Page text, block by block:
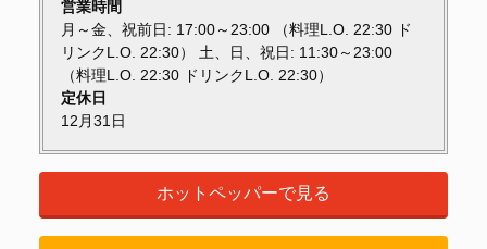
営業時間
月～金、祝前日: 17:00～23:00 （料理L.O. 22:30 ド
リンクL.O. 22:30） 土、日、祝日: 11:30～23:00
（料理L.O. 22:30 ドリンクL.O. 22:30）
定休日
12月31日
ホットペッパーで見る